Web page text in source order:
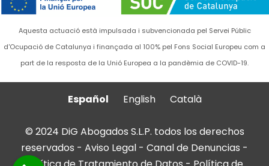
Aquesta actuació està impulsada i subvencionada pel Servei Públic
d'Ocupació de Catalunya i finançada al 100% pel Fons Social Europeu com a
part de la resposta de la Unió Europea a la pandèmia de COVID-19.
Español English Català
© 2024 DiG Abogados S.L.P. todos los derechos
reservados - Aviso Legal - Canal de Denuncias -